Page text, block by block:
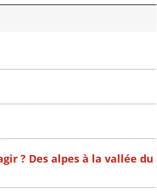
? Des alpes à la vallée du